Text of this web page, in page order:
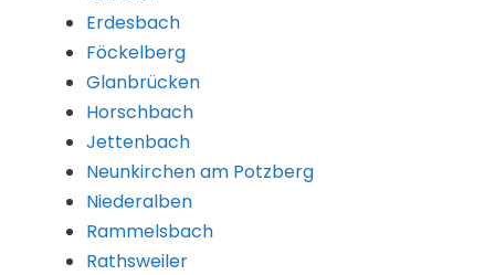
Erdesbach
Föckelberg
Glanbrücken
Horschbach
Jettenbach
Neunkirchen am Potzberg
Niederalben
Rammelsbach
Rathsweiler